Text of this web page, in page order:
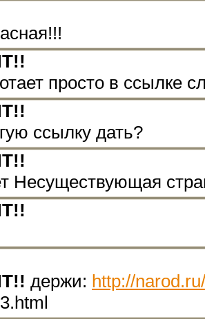
просто в ссылке
ссылку дать?
Несуществующая
держи: http://